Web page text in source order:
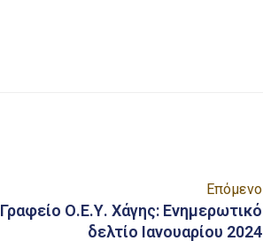
Επόμενο
Γραφείο Ο.Ε.Υ. Χάγης: Ενημερωτικό
δελτίο Ιανουαρίου 2024